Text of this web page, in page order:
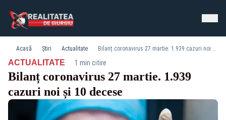
Acasă Știri Actualitate Bilanț coronavirus 27 martie. 1.939 cazuri noi și 10 decese
ACTUALITATE· 1 min citire
Bilanț coronavirus 27 martie. 1.939
cazuri noi și 10 decese